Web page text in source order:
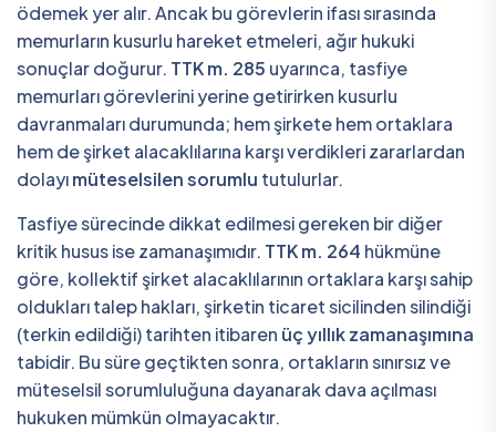
ödemek yer alır. Ancak bu görevlerin ifası sırasında
memurların kusurlu hareket etmeleri, ağır hukuki
sonuçlar doğurur. TTK m. 285 uyarınca, tasfiye
memurları görevlerini yerine getirirken kusurlu
davranmaları durumunda; hem şirkete hem ortaklara
hem de şirket alacaklılarına karşı verdikleri zararlardan
dolayımüteselsilen sorumlu tutulurlar.
Tasfiye sürecinde dikkat edilmesi gereken bir diğer
kritik husus ise zamanaşımıdır. TTK m. 264 hükmüne
göre, kollektif şirket alacaklılarının ortaklara karşı sahip
oldukları talep hakları, şirketin ticaret sicilinden silindiği
(terkin edildiği) tarihten itibaren üç yıllık zamanaşımına
tabidir. Bu süre geçtikten sonra, ortakların sınırsız ve
müteselsil sorumluluğuna dayanarak dava açılması
hukuken mümkün olmayacaktır.